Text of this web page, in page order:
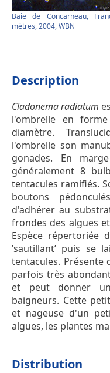
Baie de Concarneau,
mètres, 2004, WBN
Description
Cladonema radiatum
l'ombrelle en
diamètre.
l'ombrelle son
gonades. En
généralement 8
tentacules ramifiés.
boutons
d'adhérer au
frondes des algues
Espèce répertoriée
’sautillant’ puis se
tentacules.
parfois très
et peut donner
baigneurs. Cette
et nageuse d'un
algues, les plantes
Distribution